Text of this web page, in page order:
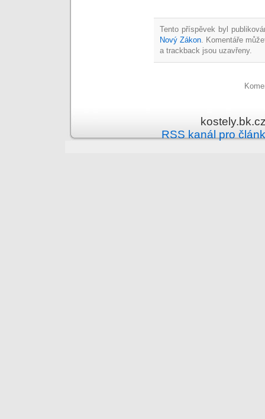
Tento příspěvek byl
Nový Zákon . Komentáře
a trackback jsou uzavřeny.
RSS kanál pro